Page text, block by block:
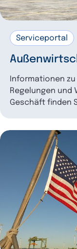
Serviceportal
Informationen
Regelungen und
Geschäft finden